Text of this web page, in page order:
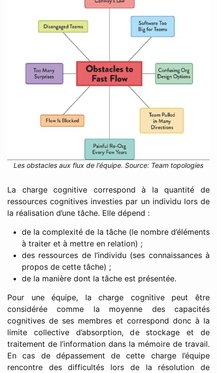
Les obstacles aux flux de l'équipe. Source: Team topologies
La charge cognitive correspond à la quantité de
ressources cognitives investies par un individu lors de
la réalisation d’une tâche. Elle dépend :
de la complexité de la tâche (le nombre d’éléments
à traiter et à mettre en relation) ;
des ressources de l’individu (ses connaissances à
propos de cette tâche) ;
de la manière dont la tâche est présentée.
Pour une équipe, la charge cognitive peut être
considérée comme la moyenne des capacités
cognitives de ses membres et correspond donc à la
limite collective d’absorption, de stockage et de
traitement de l’information dans la mémoire de travail.
En cas de dépassement de cette charge l’équipe
rencontre des difficultés lors de la résolution de